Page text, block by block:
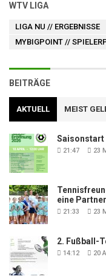
WTV LIGA
LIGA NU // ERGEBNISSE
MYBIGPOINT //
BEITRÄGE
AKTUELL MEIST
Saisonstart
21:47 23
eine
21:33 23
2. Fußball-
14:12 20